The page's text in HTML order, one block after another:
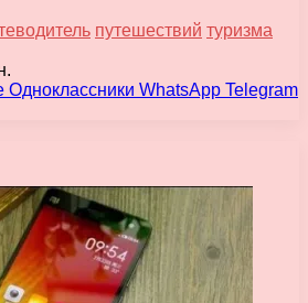
путешествий туризма
Одноклассники WhatsApp Telegram